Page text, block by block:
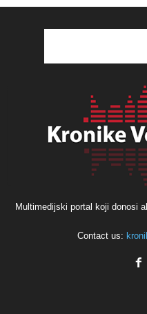
Multimedijski portal koji donosi
Contact us: